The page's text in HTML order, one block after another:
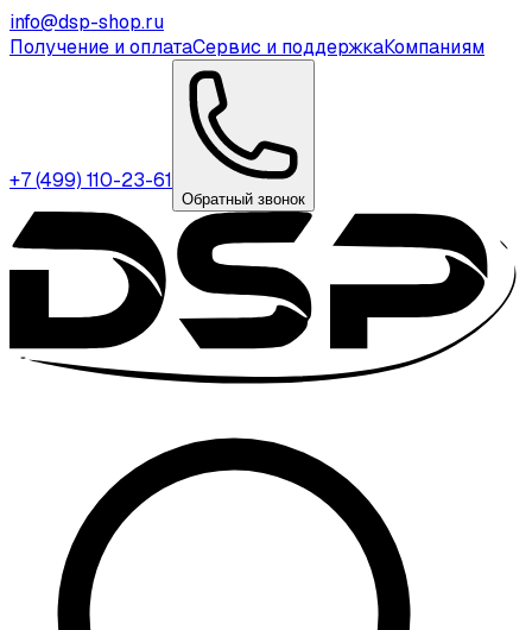
info@dsp-shop.ru
Получение и оплатаСервис и поддержкаКомпаниям
+7 (499) 110-23-61
Обратный звонок